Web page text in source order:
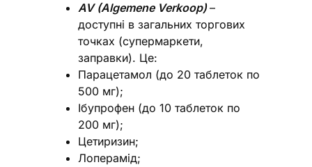
AV (Algemene Verkoop) –
доступні в загальних торгових
точках (супермаркети,
заправки). Це:
Парацетамол (до 20 таблеток по
500 мг);
Ібупрофен (до 10 таблеток по
200 мг);
Цетиризин;
Лоперамід;